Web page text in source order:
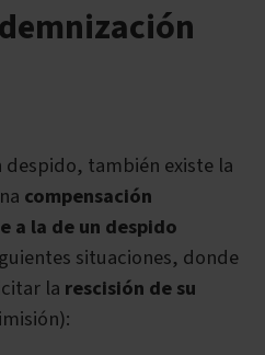
también existe la
compensación
a la de un despido
situaciones, donde
la rescisión de su